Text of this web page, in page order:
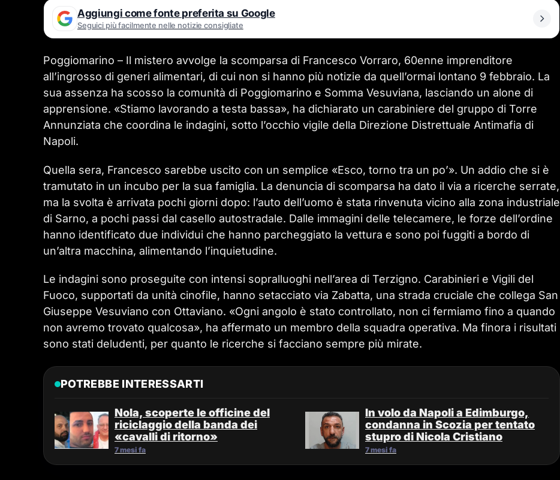
Aggiungi come fonte preferita su Google
Seguici più facilmente nelle notizie consigliate
Poggiomarino – Il mistero avvolge la scomparsa di Francesco Vorraro, 60enne imprenditore
all’ingrosso di generi alimentari, di cui non si hanno più notizie da quell’ormai lontano 9 febbraio. La
sua assenza ha scosso la comunità di Poggiomarino e Somma Vesuviana, lasciando un alone di
apprensione. «Stiamo lavorando a testa bassa», ha dichiarato un carabiniere del gruppo di Torre
Annunziata che coordina le indagini, sotto l’occhio vigile della Direzione Distrettuale Antimafia di
Napoli.
Quella sera, Francesco sarebbe uscito con un semplice «Esco, torno tra un po’». Un addio che si è
tramutato in un incubo per la sua famiglia. La denuncia di scomparsa ha dato il via a ricerche serrate,
ma la svolta è arrivata pochi giorni dopo: l’auto dell’uomo è stata rinvenuta vicino alla zona industriale
di Sarno, a pochi passi dal casello autostradale. Dalle immagini delle telecamere, le forze dell’ordine
hanno identificato due individui che hanno parcheggiato la vettura e sono poi fuggiti a bordo di
un’altra macchina, alimentando l’inquietudine.
Le indagini sono proseguite con intensi sopralluoghi nell’area di Terzigno. Carabinieri e Vigili del
Fuoco, supportati da unità cinofile, hanno setacciato via Zabatta, una strada cruciale che collega San
Giuseppe Vesuviano con Ottaviano. «Ogni angolo è stato controllato, non ci fermiamo fino a quando
non avremo trovato qualcosa», ha affermato un membro della squadra operativa. Ma finora i risultati
sono stati deludenti, per quanto le ricerche si facciano sempre più mirate.
POTREBBE INTERESSARTI
Nola, scoperte le officine del
riciclaggio della banda dei
«cavalli di ritorno»
7 mesi fa
In volo da Napoli a Edimburgo,
condanna in Scozia per tentato
stupro di Nicola Cristiano
7 mesi fa